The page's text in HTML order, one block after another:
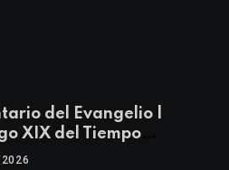
del Evangelio |
XIX del Tiempo
| Mateo 14, 22-23